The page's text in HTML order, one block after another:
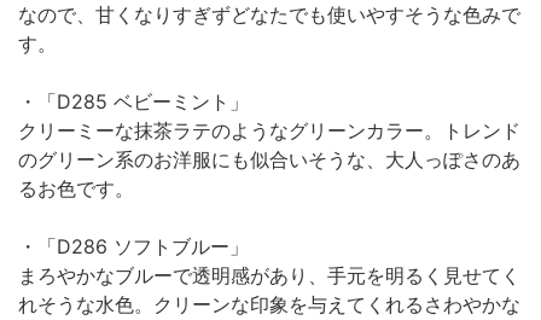
なので、甘くなりすぎずどなたでも使いやすそうな色みで
す。
・「D285 ベビーミント」
クリーミーな抹茶ラテのようなグリーンカラー。トレンド
のグリーン系のお洋服にも似合いそうな、大人っぽさのあ
るお色です。
・「D286 ソフトブルー」
まろやかなブルーで透明感があり、手元を明るく見せてく
れそうな水色。クリーンな印象を与えてくれるさわやかな